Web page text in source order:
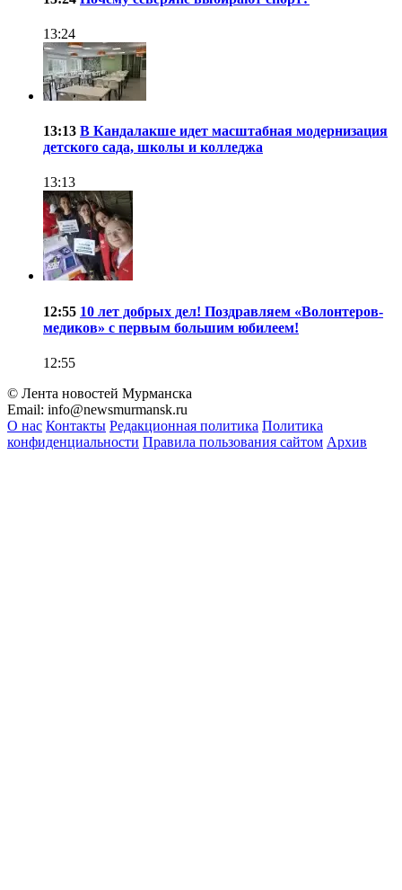
13:24
13:13 В Кандалакше идет масштабная модернизация
детского сада, школы и колледжа
13:13
12:55 10 лет добрых дел! Поздравляем «Волонтеров-
медиков» с первым большим юбилеем!
12:55
© Лента новостей Мурманска
Email: info@newsmurmansk.ru
О нас Контакты Редакционная политика Политика
конфиденциальности Правила пользования сайтом Архив